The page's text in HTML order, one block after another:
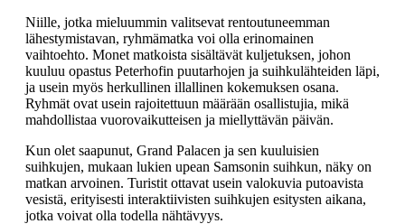
Niille, jotka mieluummin valitsevat rentoutuneemman
lähestymistavan, ryhmämatka voi olla erinomainen
vaihtoehto. Monet matkoista sisältävät kuljetuksen, johon
kuuluu opastus Peterhofin puutarhojen ja suihkulähteiden läpi,
ja usein myös herkullinen illallinen kokemuksen osana.
Ryhmät ovat usein rajoitettuun määrään osallistujia, mikä
mahdollistaa vuorovaikutteisen ja miellyttävän päivän.
Kun olet saapunut, Grand Palacen ja sen kuuluisien
suihkujen, mukaan lukien upean Samsonin suihkun, näky on
matkan arvoinen. Turistit ottavat usein valokuvia putoavista
vesistä, erityisesti interaktiivisten suihkujen esitysten aikana,
jotka voivat olla todella nähtävyys.